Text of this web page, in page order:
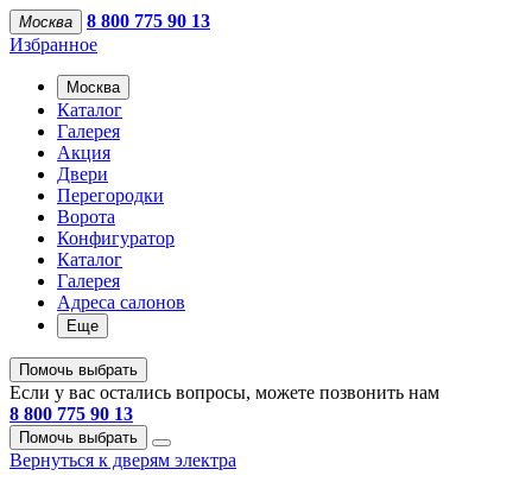
Москва
8 800 775 90 13
Избранное
Москва
Каталог
Галерея
Акция
Двери
Перегородки
Ворота
Конфигуратор
Каталог
Галерея
Адреса салонов
Еще
Помочь выбрать
Если у вас остались вопросы, можете позвонить нам
8 800 775 90 13
Помочь выбрать
Вернуться к дверям электра